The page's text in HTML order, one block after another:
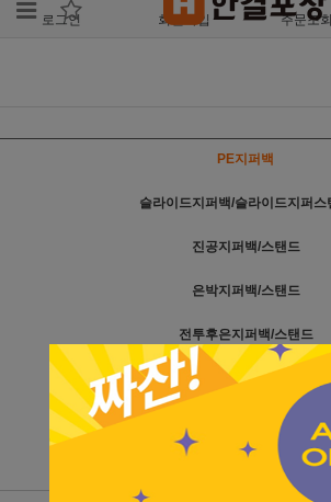
로그인 회원가입 주문조회
PE지퍼백
슬라이드지퍼백/슬라이드지퍼스
진공지퍼백/스탠드
은박지퍼백/스탠드
전투후은지퍼백/스탠드
크라프트지퍼스탠드
전투후크지퍼스탠드
은박봉투/커피봉투